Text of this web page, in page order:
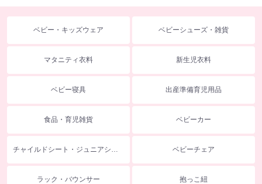
ベビー・キッズウェア ベビーシューズ・雑貨
マタニティ衣料 新生児衣料
ベビー寝具 出産準備育児用品
食品・育児雑貨 ベビーカー
ベビーチェア
ラック・バウンサー 抱っこ紐